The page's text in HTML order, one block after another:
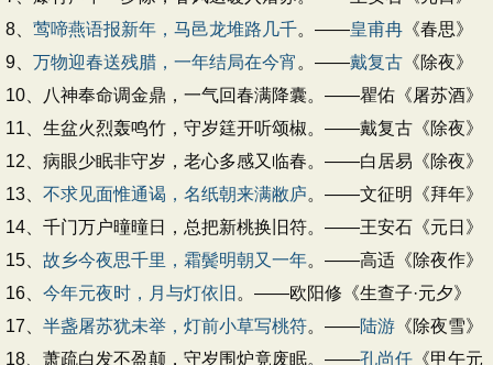
8、 莺啼燕语报新年，马邑龙堆路几千。——皇甫冉 《春思》
9、 万物迎春送残腊，一年结局在今宵 。——戴复古 《除夜》
10、八神奉命调金鼎，一气回春满降囊。——瞿佑《屠苏酒》
11、生盆火烈轰鸣竹，守岁筳开听颂椒。——戴复古《除夜》
12、病眼少眠非守岁，老心多感又临春。——白居易《除夜》
13、 不求见面惟通谒，名纸朝来满敝庐。——文征明《拜年》
14、千门万户曈曈日，总把新桃换旧符。——王安石《元日》
15、 故乡今夜思千里，霜鬓明朝又一年。——高适《除夜作》
16、 今年元夜时，月与灯依旧 。——欧阳修《生查子·元夕》
17、 半盏屠苏犹未举，灯前小草写桃符。——陆游 《除夜雪》
18、萧疏白发不盈颠，守岁围炉竟废眠。——孔尚任 《甲午元